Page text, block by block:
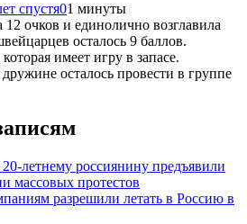
спустя01 минуты
очков и единолично возглавила
осталось 9 баллов.
имеет игру в запасе.
осталось провести в группе
летнему россиянину предъявили
массовых протестов
разрешили летать в Россию в